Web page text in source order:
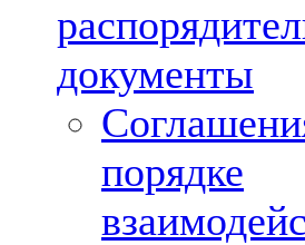
документы
порядке